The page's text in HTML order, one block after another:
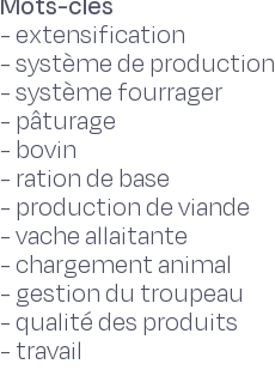
-extensification
-système de production
-système fourrager
- pâturage
- bovin
- ration de base
- production de viande
-vache allaitante
-chargement animal
- gestion du troupeau
-qualité des produits
- travail